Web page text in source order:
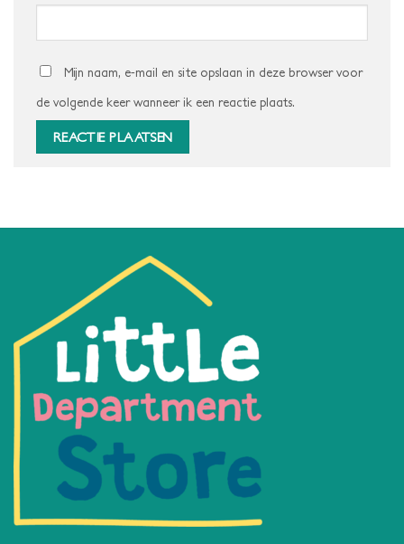
Mijn naam, e-mail en site opslaan in deze browser voor
de volgende keer wanneer ik een reactie plaats.